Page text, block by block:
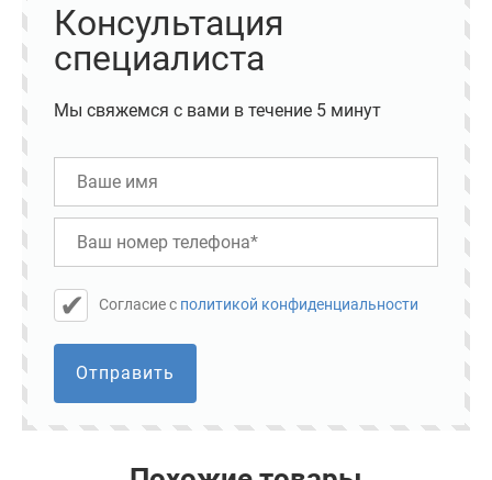
Консультация
специалиста
Мы свяжемся с вами в течение 5 минут
Cогласие с политикой конфиденциальности
Отправить